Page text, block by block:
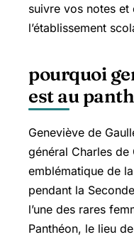
suivre vos notes
l’établissement
pourquoi
est au
Geneviève de
général Charles de
emblématique de
pendant la
l’une des rares
Panthéon, le lieu